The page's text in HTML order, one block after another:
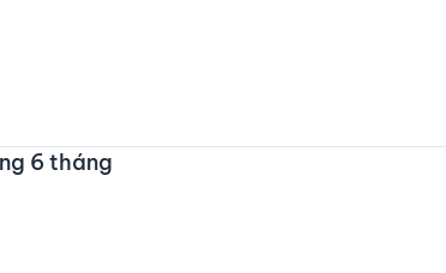
6 tháng